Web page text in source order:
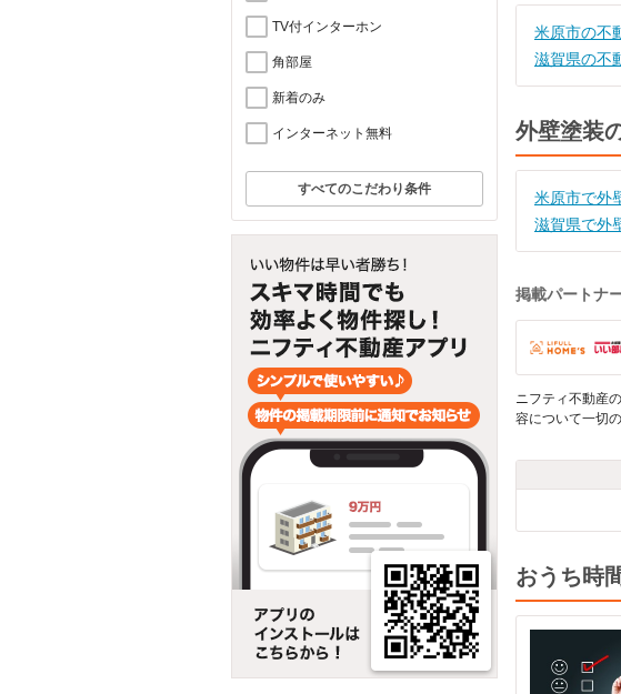
TV付インターホン
角部屋
新着のみ
インターネット無料
すべてのこだわり条件
米原市の不
滋賀県の不
外壁塗装
米原市で外
滋賀県で外
掲載パートナ
ニフティ不動産
容について一切
おうち時